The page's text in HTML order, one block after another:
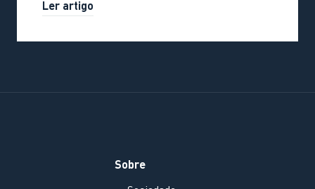
Ler artigo
Sobre